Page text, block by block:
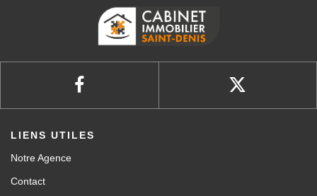
LIENS UTILES
Notre Agence
Contact